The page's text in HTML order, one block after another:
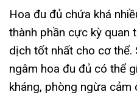
Hoa đu đủ chứa khá
thành phần cực kỳ quan
dịch tốt nhất cho cơ
ngâm hoa đu đủ có thể
kháng, phòng ngừa cảm